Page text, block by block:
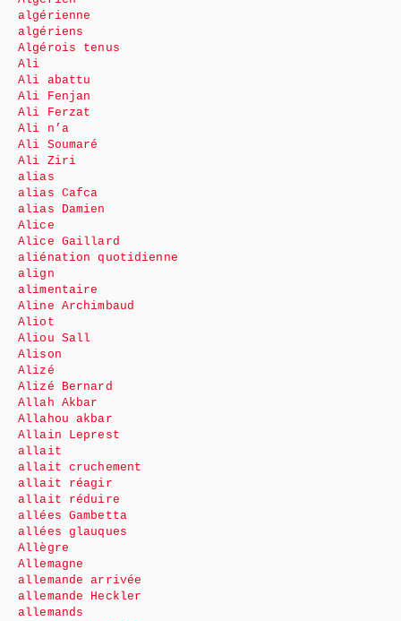
algérienne
algériens
Algérois tenus
Ali
Ali abattu
Ali Fenjan
Ali Ferzat
Ali n’a
Ali Soumaré
Ali Ziri
alias
alias Cafca
alias Damien
Alice
Alice Gaillard
aliénation quotidienne
align
alimentaire
Aline Archimbaud
Aliot
Aliou Sall
Alison
Alizé
Alizé Bernard
Allah Akbar
Allahou akbar
Allain Leprest
allait
allait cruchement
allait réagir
allait réduire
allées Gambetta
allées glauques
Allègre
Allemagne
allemande arrivée
allemande Heckler
allemands